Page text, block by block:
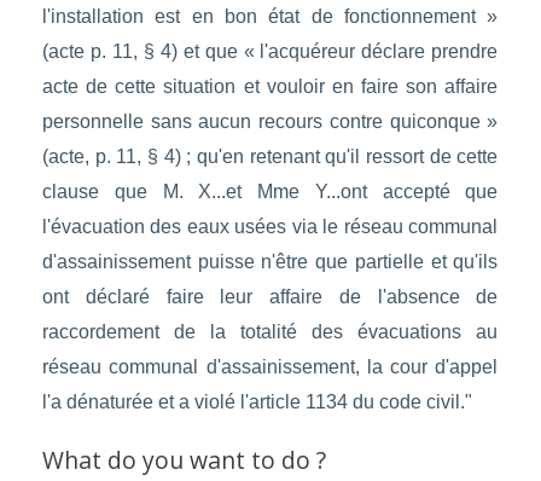
l'installation est en bon état de fonctionnement »
(acte p. 11, § 4) et que « l'acquéreur déclare prendre
acte de cette situation et vouloir en faire son affaire
personnelle sans aucun recours contre quiconque »
(acte, p. 11, § 4) ; qu'en retenant qu'il ressort de cette
clause que M. X...et Mme Y...ont accepté que
l'évacuation des eaux usées via le réseau communal
d'assainissement puisse n'être que partielle et qu'ils
ont déclaré faire leur affaire de l'absence de
raccordement de la totalité des évacuations au
réseau communal d'assainissement, la cour d'appel
l'a dénaturée et a violé l'article 1134 du code civil."
What do you want to do ?